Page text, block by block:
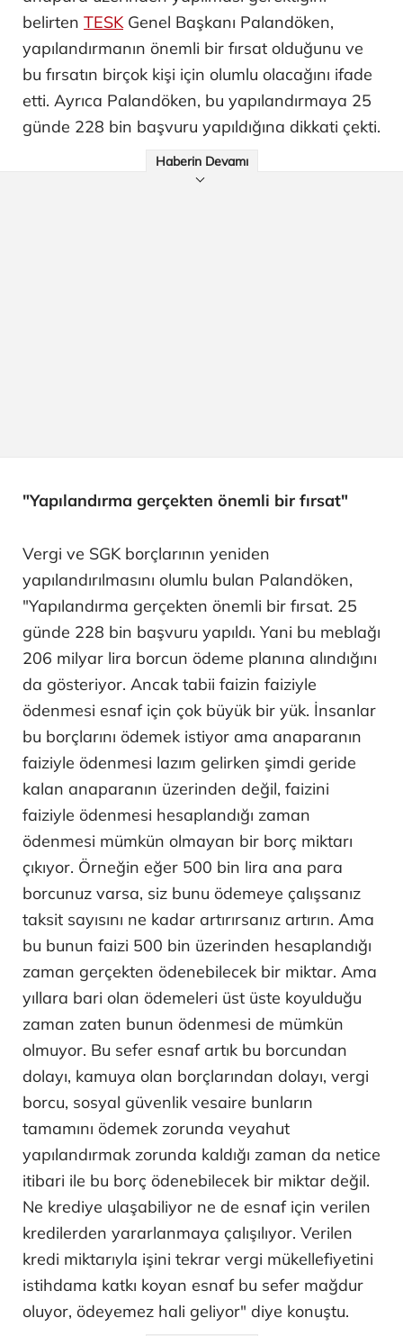
belirten TESKGenel Başkanı Palandöken,
yapılandırmanın önemli bir fırsat olduğunu ve
bu fırsatın birçok kişi için olumlu olacağını ifade
etti. Ayrıca Palandöken, bu yapılandırmaya 25
günde 228 bin başvuru yapıldığına dikkati çekti.
Haberin Devamı
"Yapılandırma gerçekten önemli bir fırsat"
Vergi ve SGK borçlarının yeniden
yapılandırılmasını olumlu bulan Palandöken,
"Yapılandırma gerçekten önemli bir fırsat. 25
günde 228 bin başvuru yapıldı. Yani bu meblağı
206 milyar lira borcun ödeme planına alındığını
da gösteriyor. Ancak tabii faizin faiziyle
ödenmesi esnaf için çok büyük bir yük. İnsanlar
bu borçlarını ödemek istiyor ama anaparanın
faiziyle ödenmesi lazım gelirken şimdi geride
kalan anaparanın üzerinden değil, faizini
faiziyle ödenmesi hesaplandığı zaman
ödenmesi mümkün olmayan bir borç miktarı
çıkıyor. Örneğin eğer 500 bin lira ana para
borcunuz varsa, siz bunu ödemeye çalışsanız
taksit sayısını ne kadar artırırsanız artırın. Ama
bu bunun faizi 500 bin üzerinden hesaplandığı
zaman gerçekten ödenebilecek bir miktar. Ama
yıllara bari olan ödemeleri üst üste koyulduğu
zaman zaten bunun ödenmesi de mümkün
olmuyor. Bu sefer esnaf artık bu borcundan
dolayı, kamuya olan borçlarından dolayı, vergi
borcu, sosyal güvenlik vesaire bunların
tamamını ödemek zorunda veyahut
yapılandırmak zorunda kaldığı zaman da netice
itibari ile bu borç ödenebilecek bir miktar değil.
Ne krediye ulaşabiliyor ne de esnaf için verilen
kredilerden yararlanmaya çalışılıyor. Verilen
kredi miktarıyla işini tekrar vergi mükellefiyetini
istihdama katkı koyan esnaf bu sefer mağdur
oluyor, ödeyemez hali geliyor" diye konuştu.